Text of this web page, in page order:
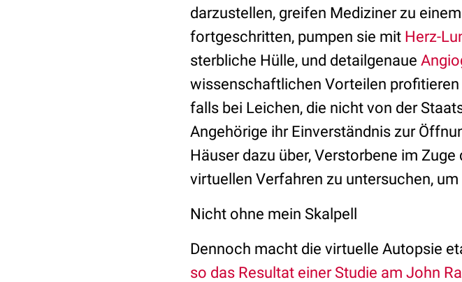
darzustellen, greifen Mediziner zu
fortgeschritten, pumpen sie mit Herz-
sterbliche Hülle, und detailgenaue
wissenschaftlichen Vorteilen
falls bei Leichen, die nicht von der
Angehörige ihr Einverständnis zur
Häuser dazu über, Verstorbene im
virtuellen Verfahren zu untersuchen,
Nicht ohne mein Skalpell
Dennoch macht die virtuelle Autopsie
so das Resultat einer Studie am John